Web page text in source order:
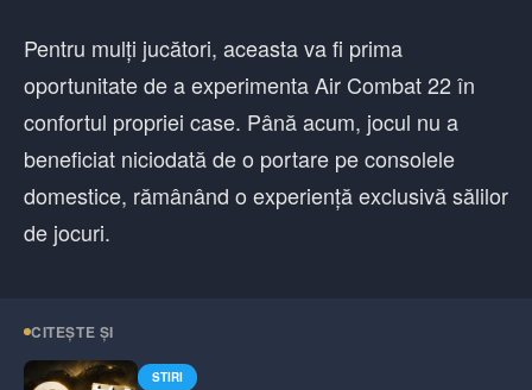
Pentru mulți jucători, aceasta va fi prima
oportunitate de a experimenta Air Combat 22 în
confortul propriei case. Până acum, jocul nu a
beneficiat niciodată de o portare pe consolele
domestice, rămânând o experiență exclusivă sălilor
de jocuri.
CITEȘTE ȘI
STIRI